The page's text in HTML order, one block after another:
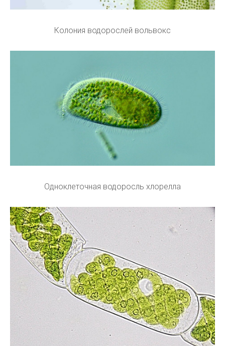
Колония водорослей вольвокс
Одноклеточная водоросль хлорелла